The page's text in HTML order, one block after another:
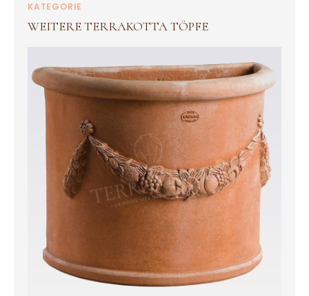
KATEGORIE
WEITERE TERRAKOTTA TÖPFE